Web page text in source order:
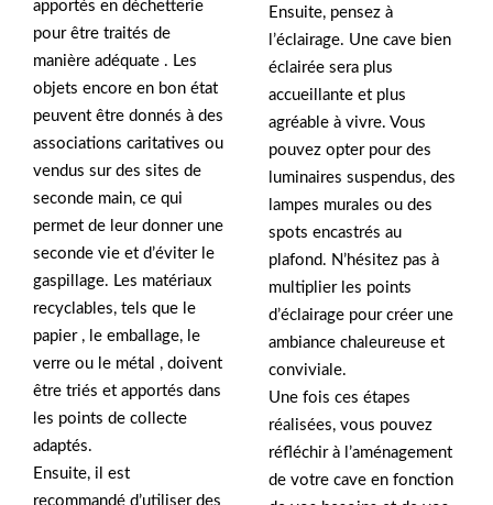
apportés en déchetterie
pour être traités de
manière adéquate . Les
objets encore en bon état
peuvent être donnés à des
associations caritatives ou
vendus sur des sites de
seconde main, ce qui
permet de leur donner une
seconde vie et d’éviter le
gaspillage. Les matériaux
recyclables, tels que le
papier , le emballage, le
verre ou le métal , doivent
être triés et apportés dans
les points de collecte
adaptés.
Ensuite, il est
recommandé d’utiliser des
Ensuite, pensez à
l’éclairage. Une cave bien
éclairée sera plus
accueillante et plus
agréable à vivre. Vous
pouvez opter pour des
luminaires suspendus, des
lampes murales ou des
spots encastrés au
plafond. N’hésitez pas à
multiplier les points
d’éclairage pour créer une
ambiance chaleureuse et
conviviale.
Une fois ces étapes
réalisées, vous pouvez
réfléchir à l’aménagement
de votre cave en fonction